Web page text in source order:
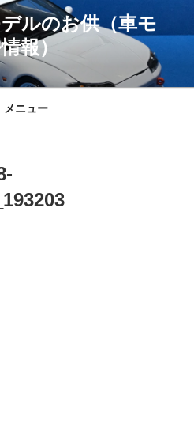
ルのお供（車モ
報）
メニュー